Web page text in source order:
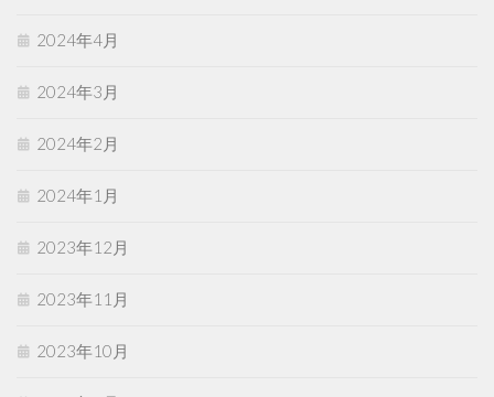
2024年4月
2024年3月
2024年2月
2024年1月
2023年12月
2023年11月
2023年10月